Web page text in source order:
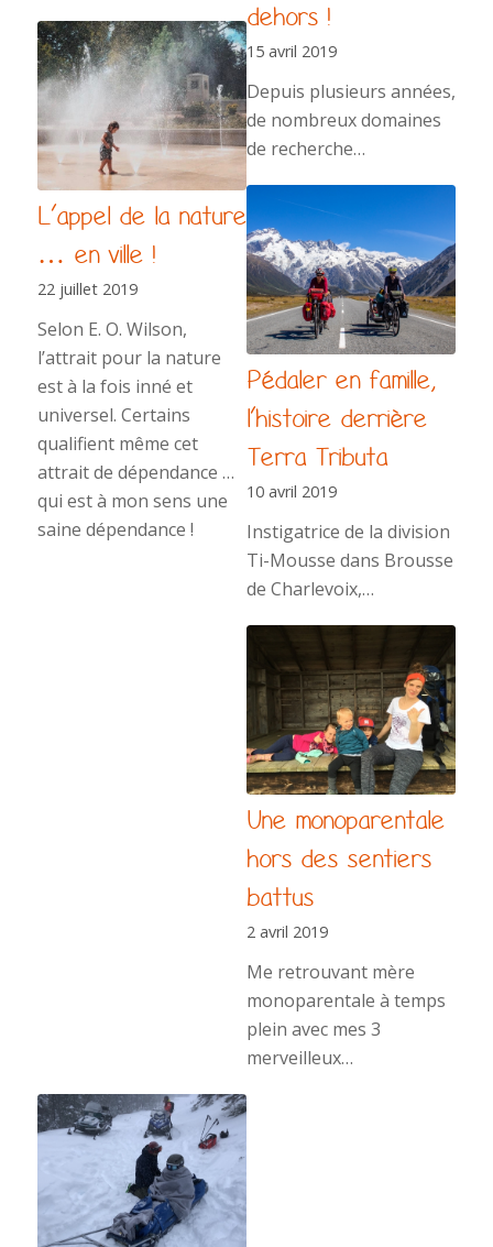
L’appel de la nature
… en ville !
22 juillet 2019
Selon E. O. Wilson,
l’attrait pour la nature
est à la fois inné et
universel. Certains
qualifient même cet
attrait de dépendance …
qui est à mon sens une
saine dépendance !
dehors !
15 avril 2019
Depuis plusieurs années,
de nombreux domaines
de recherche…
Pédaler en famille,
l’histoire derrière
Terra Tributa
10 avril 2019
Instigatrice de la division
Ti-Mousse dans Brousse
de Charlevoix,…
Une monoparentale
hors des sentiers
battus
2 avril 2019
Me retrouvant mère
monoparentale à temps
plein avec mes 3
merveilleux…